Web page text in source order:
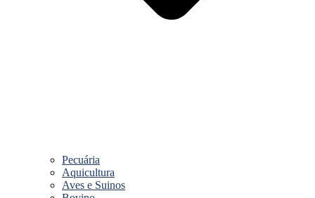
Pecuária
Aquicultura
Aves e Suinos